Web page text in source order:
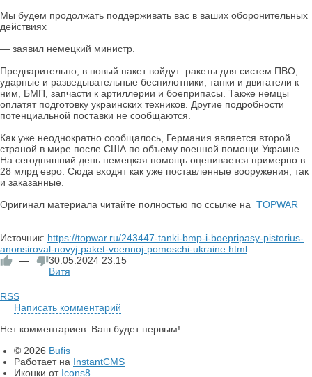
Мы будем продолжать поддерживать вас в ваших оборонительных
действиях
— заявил немецкий министр.
Предварительно, в новый пакет войдут: ракеты для систем ПВО,
ударные и разведывательные беспилотники, танки и двигатели к
ним, БМП, запчасти к артиллерии и боеприпасы. Также немцы
оплатят подготовку украинских техников. Другие подробности
потенциальной поставки не сообщаются.
Как уже неоднократно сообщалось, Германия является второй
страной в мире после США по объему военной помощи Украине.
На сегодняшний день немецкая помощь оценивается примерно в
28 млрд евро. Сюда входят как уже поставленные вооружения, так
и заказанные.
Оригинал материала читайте полностью по ссылке на TOPWAR
Источник: https://topwar.ru/243447-tanki-bmp-i-boepripasy-pistorius-
anonsiroval-novyj-paket-voennoj-pomoschi-ukraine.html
—
30.05.2024 23:15
Витя
RSS
Написать комментарий
Нет комментариев. Ваш будет первым!
© 2026 Bufis
Работает на InstantCMS
Иконки от Icons8